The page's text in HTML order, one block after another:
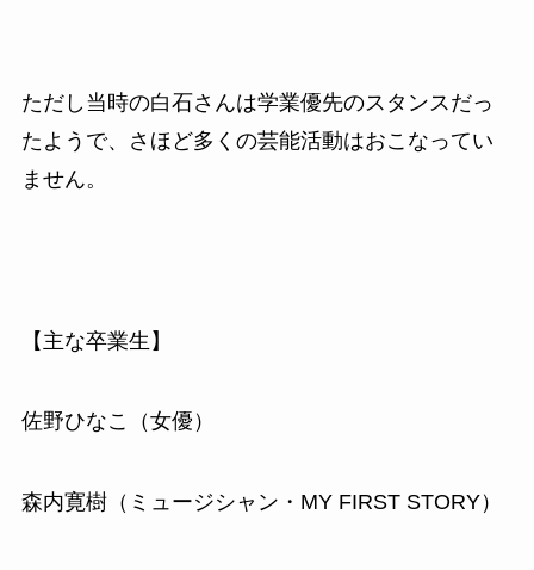
ただし当時の白石さんは学業優先のスタンスだっ
たようで、さほど多くの芸能活動はおこなってい
ません。
【主な卒業生】
佐野ひなこ（女優）
森内寛樹（ミュージシャン・MY FIRST STORY）